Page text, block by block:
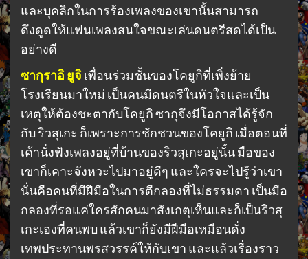
และบุคลิกในการร้องเพลงของเขานั้นสามารถ
ดึงดูดให้แฟนเพลงสนใจขณะเล่นดนตรีสดได้เป็น
อย่างดี
ซากุราอิ ยูจิ เพื่อนร่วมชั้นของโคยูกิที่เพิ่งย้าย
โรงเรียนมาใหม่ เป็นคนมีดนตรีในหัวใจและเป็น
เหตุให้ต้องชะตากับโคยูกิ ซากุจึงมีโอกาสได้รู้จัก
กับ ริวสุเกะ ก็เพราะการชักชวนของโคยูกิ เมื่อตอนที่
เค้านั่งฟังเพลงอยู่ที่บ้านของริวสุเกะอยู่นั้น มือของ
เขาก็เคาะจังหวะไปมาอยู่ดีๆ และใครจะไปรู้ว่าเขา
นั่นคือคนที่มีฝีมือในการตีกลองที่ไม่ธรรมดา เป็นมือ
กลองที่รอแค่ใครสักคนมาสังเกตุเห็นและก็เป็นริวสุ
เกะเองที่คนพบ แล้วเขาก็ยังมีฝีมือเหมือนดั่ง
เทพประทานพรสวรรค์ให้กับเขา และแล้วเรื่องราว